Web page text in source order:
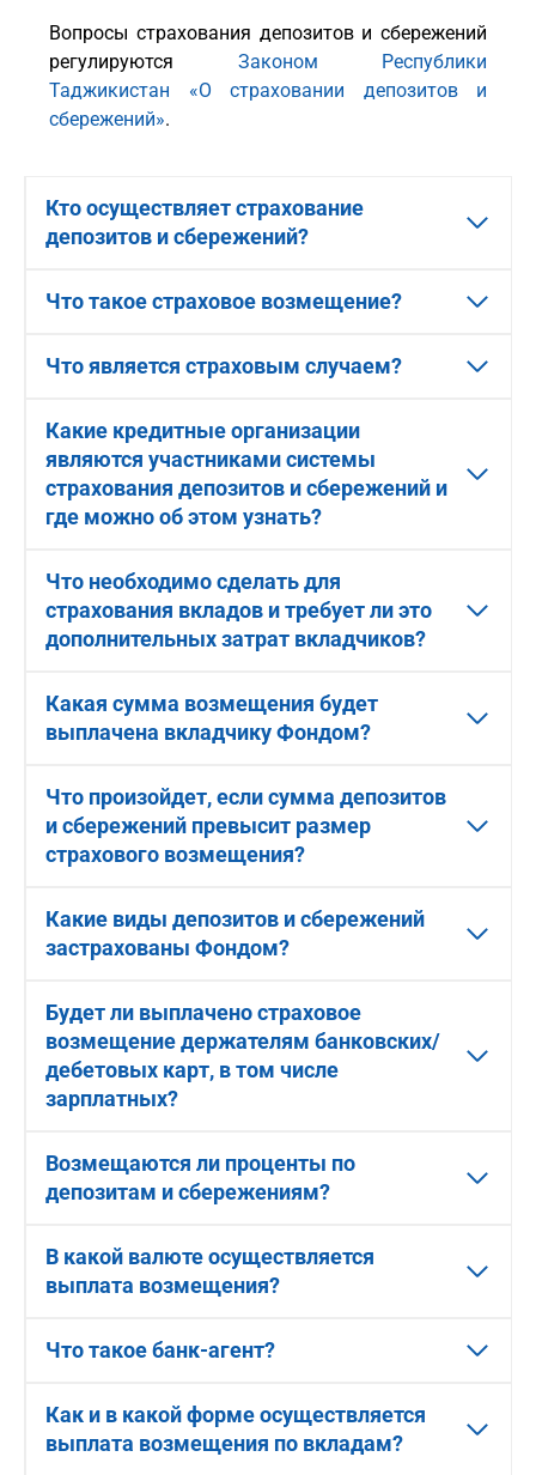
Вопросы страхования депозитов и сбережений
регулируются Законом Республики
Таджикистан «О страховании депозитов и
сбережений».
Кто осуществляет страхование
депозитов и сбережений?
Что такое страховое возмещение?
Что является страховым случаем?
Какие кредитные организации
являются участниками системы
страхования депозитов и сбережений и
где можно об этом узнать?
Что необходимо сделать для
страхования вкладов и требует ли это
дополнительных затрат вкладчиков?
Какая сумма возмещения будет
выплачена вкладчику Фондом?
Что произойдет, если сумма депозитов
и сбережений превысит размер
страхового возмещения?
Какие виды депозитов и сбережений
застрахованы Фондом?
Будет ли выплачено страховое
возмещение держателям банковских/
дебетовых карт, в том числе
зарплатных?
Возмещаются ли проценты по
депозитам и сбережениям?
В какой валюте осуществляется
выплата возмещения?
Что такое банк-агент?
Как и в какой форме осуществляется
выплата возмещения по вкладам?